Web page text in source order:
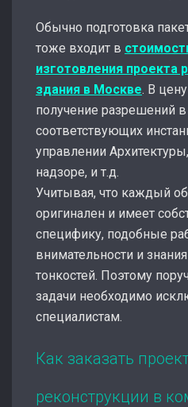
Обычно подготовка
тоже входит в
изготовления проекта
здания в Москве. В
получение разрешений в
соответствующих
управлении
надзоре, и т.д.
Учитывая, что каждый
оригинален и имеет
специфику, подобные
внимательности и
тонкостей. Поэтому
задачи необходимо
специалистам.
Как заказать
реконструкции в